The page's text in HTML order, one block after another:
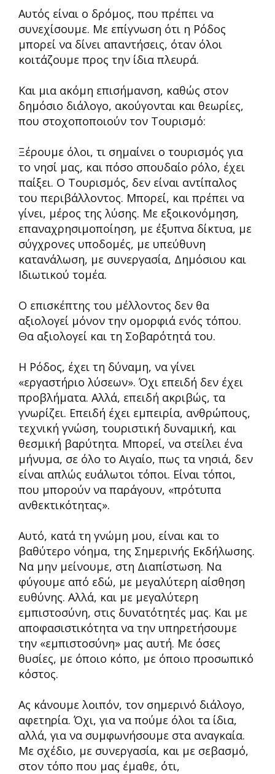
Αυτός είναι ο δρόμος, που πρέπει να
συνεχίσουμε. Με επίγνωση ότι η Ρόδος
μπορεί να δίνει απαντήσεις, όταν όλοι
κοιτάζουμε προς την ίδια πλευρά.
Και μια ακόμη επισήμανση, καθώς στον
δημόσιο διάλογο, ακούγονται και θεωρίες,
που στοχοποποιούν τον Τουρισμό:
Ξέρουμε όλοι, τι σημαίνει ο τουρισμός για
το νησί μας, και πόσο σπουδαίο ρόλο, έχει
παίξει. Ο Τουρισμός, δεν είναι αντίπαλος
του περιβάλλοντος. Μπορεί, και πρέπει να
γίνει, μέρος της λύσης. Με εξοικονόμηση,
επαναχρησιμοποίηση, με έξυπνα δίκτυα, με
σύγχρονες υποδομές, με υπεύθυνη
κατανάλωση, με συνεργασία, Δημόσιου και
Ιδιωτικού τομέα.
Ο επισκέπτης του μέλλοντος δεν θα
αξιολογεί μόνον την ομορφιά ενός τόπου.
Θα αξιολογεί και τη Σοβαρότητά του.
Η Ρόδος, έχει τη δύναμη, να γίνει
«εργαστήριο λύσεων». Όχι επειδή δεν έχει
προβλήματα. Αλλά, επειδή ακριβώς, τα
γνωρίζει. Επειδή έχει εμπειρία, ανθρώπους,
τεχνική γνώση, τουριστική δυναμική, και
θεσμική βαρύτητα. Μπορεί, να στείλει ένα
μήνυμα, σε όλο το Αιγαίο, πως τα νησιά, δεν
είναι απλώς ευάλωτοι τόποι. Είναι τόποι,
που μπορούν να παράγουν, «πρότυπα
ανθεκτικότητας».
Αυτό, κατά τη γνώμη μου, είναι και το
βαθύτερο νόημα, της Σημερινής Εκδήλωσης.
Να μην μείνουμε, στη Διαπίστωση. Να
φύγουμε από εδώ, με μεγαλύτερη αίσθηση
ευθύνης. Αλλά, και με μεγαλύτερη
εμπιστοσύνη, στις δυνατότητές μας. Και με
αποφασιστικότητα να την υπηρετήσουμε
την «εμπιστοσύνη» μας αυτή. Με όσες
θυσίες, με όποιο κόπο, με όποιο προσωπικό
κόστος.
Ας κάνουμε λοιπόν, τον σημερινό διάλογο,
αφετηρία. Όχι, για να πούμε όλοι τα ίδια,
αλλά, για να συμφωνήσουμε στα αναγκαία.
Με σχέδιο, με συνεργασία, και με σεβασμό,
στον τόπο που μας έμαθε, ότι,